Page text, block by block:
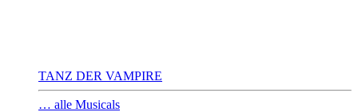
TANZ DER VAMPIRE
… alle Musicals